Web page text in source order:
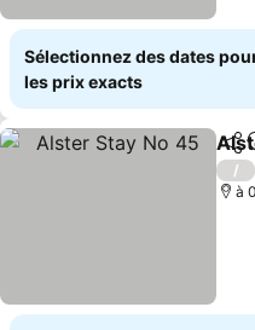
Sélectionnez des dates
les prix exacts
/
à